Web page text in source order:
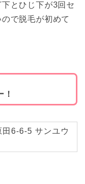
とひじ下が3回セ
で脱毛が初めて
！
6-6-5 サンユウ